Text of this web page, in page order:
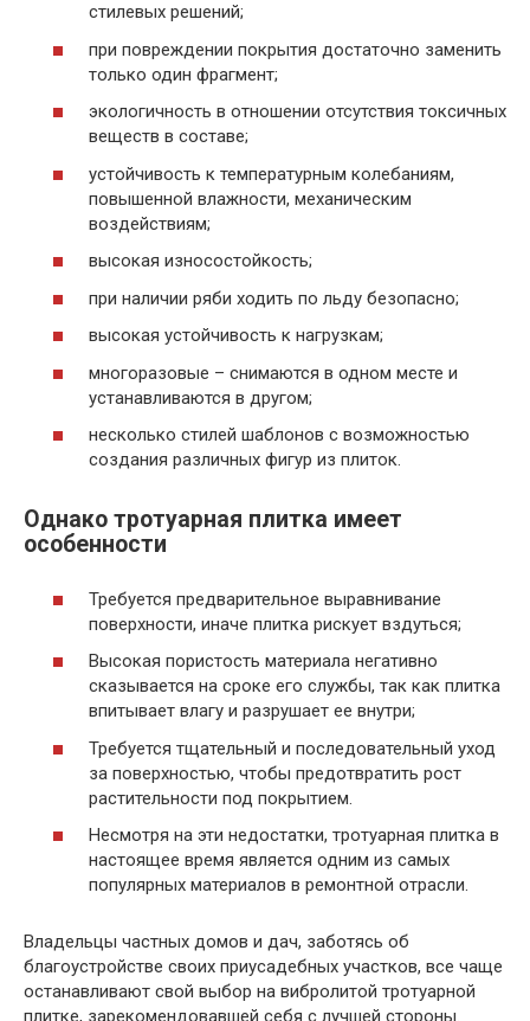
стилевых решений;
при повреждении покрытия достаточно заменить
только один фрагмент;
экологичность в отношении отсутствия токсичных
веществ в составе;
устойчивость к температурным колебаниям,
повышенной влажности, механическим
воздействиям;
высокая износостойкость;
при наличии ряби ходить по льду безопасно;
высокая устойчивость к нагрузкам;
многоразовые – снимаются в одном месте и
устанавливаются в другом;
несколько стилей шаблонов с возможностью
создания различных фигур из плиток.
Однако тротуарная плитка имеет
особенности
Требуется предварительное выравнивание
поверхности, иначе плитка рискует вздуться;
Высокая пористость материала негативно
сказывается на сроке его службы, так как плитка
впитывает влагу и разрушает ее внутри;
Требуется тщательный и последовательный уход
за поверхностью, чтобы предотвратить рост
растительности под покрытием.
Несмотря на эти недостатки, тротуарная плитка в
настоящее время является одним из самых
популярных материалов в ремонтной отрасли.
Владельцы частных домов и дач, заботясь об
благоустройстве своих приусадебных участков, все чаще
останавливают свой выбор на вибролитой тротуарной
плитке, зарекомендовавшей себя с лучшей стороны.